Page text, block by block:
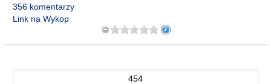
356 komentarzy
Link na Wykop
454